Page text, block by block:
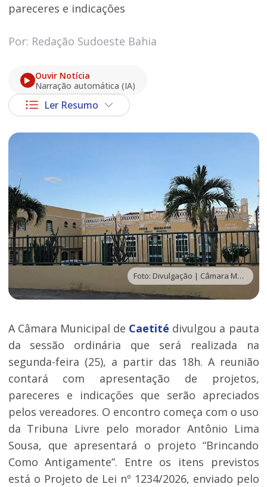
pareceres e indicações
Por: Redação Sudoeste Bahia
Ouvir Notícia
Narração automática (IA)
Ler Resumo
Foto: Divulgação | Câmara Municipal de Caetité
A Câmara Municipal de Caetité divulgou a pauta
da sessão ordinária que será realizada na
segunda-feira (25), a partir das 18h. A reunião
contará com apresentação de projetos,
pareceres e indicações que serão apreciados
pelos vereadores. O encontro começa com o uso
da Tribuna Livre pelo morador Antônio Lima
Sousa, que apresentará o projeto “Brincando
Como Antigamente”. Entre os itens previstos
está o Projeto de Lei nº 1234/2026, enviado pelo